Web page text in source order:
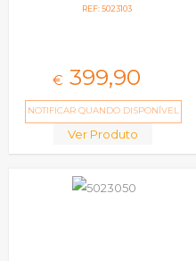
REF: 5023103
€ 399,90
NOTIFICAR QUANDO DISPONÍVEL
Ver Produto